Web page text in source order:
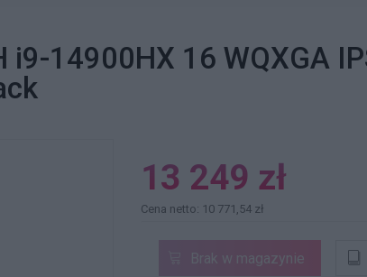
14900HX 16 WQXGA
13 249 zł
Cena netto: 10 771,54 zł
Brak w magazynie